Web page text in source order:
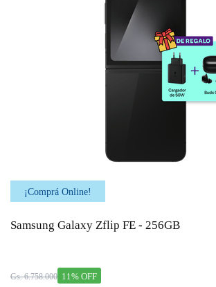
¡Comprá Online!
Samsung Galaxy Zflip FE - 256GB
11% OFF
Gs. 6.758.000